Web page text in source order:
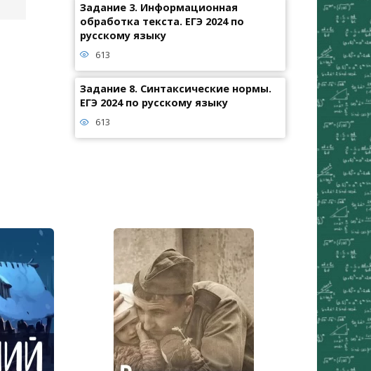
Задание 3. Информационная
обработка текста. ЕГЭ 2024 по
русскому языку
613
Задание 8. Синтаксические нормы.
ЕГЭ 2024 по русскому языку
613